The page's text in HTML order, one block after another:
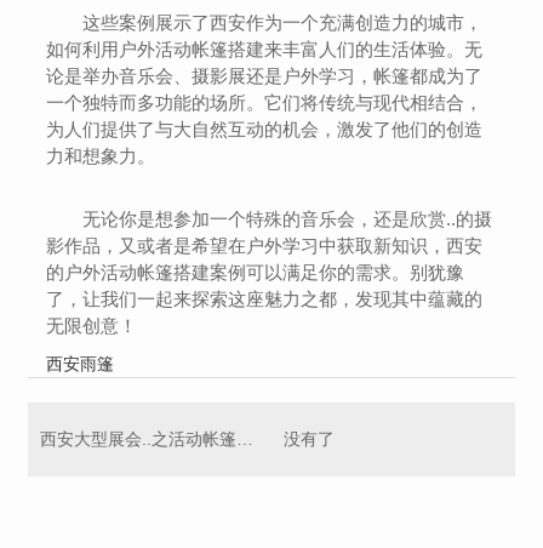
这些案例展示了西安作为一个充满创造力的城市，
如何利用户外活动帐篷搭建来丰富人们的生活体验。无
论是举办音乐会、摄影展还是户外学习，帐篷都成为了
一个独特而多功能的场所。它们将传统与现代相结合，
为人们提供了与大自然互动的机会，激发了他们的创造
力和想象力。
无论你是想参加一个特殊的音乐会，还是欣赏..的摄
影作品，又或者是希望在户外学习中获取新知识，西安
的户外活动帐篷搭建案例可以满足你的需求。别犹豫
了，让我们一起来探索这座魅力之都，发现其中蕴藏的
无限创意！
西安雨篷
没有了